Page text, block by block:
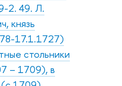
2. 49. Л.
князь
17.1.1727)
стольники
– 1709), в